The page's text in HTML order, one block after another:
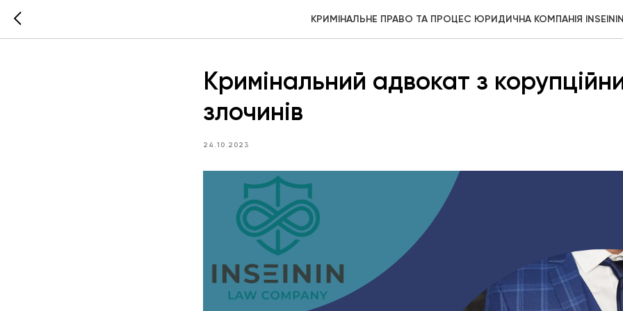
КРИМІНАЛЬНЕ ПРАВО ТА ПРОЦЕС ЮРИДИЧНА КОМПАНІЯ
Кримінальний адвокат з
злочинів
24.10.2023